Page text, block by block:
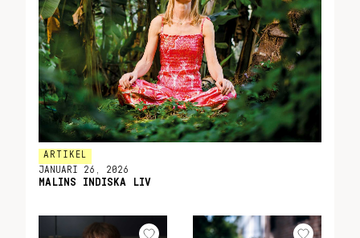
ARTIKEL
JANUARI 26, 2026
MALINS INDISKA LIV